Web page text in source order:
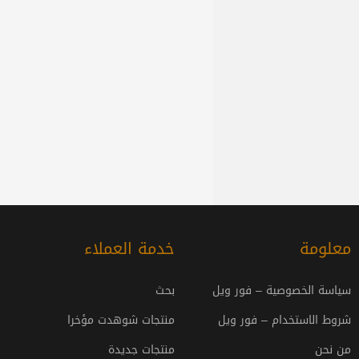
معلومة
سياسة الخصوصية – فور ويل
شروط الاستخدام – فور ويل
من نحن
خدمة العملاء
بحث
منتجات شوهدت مؤخرا
منتجات جديدة